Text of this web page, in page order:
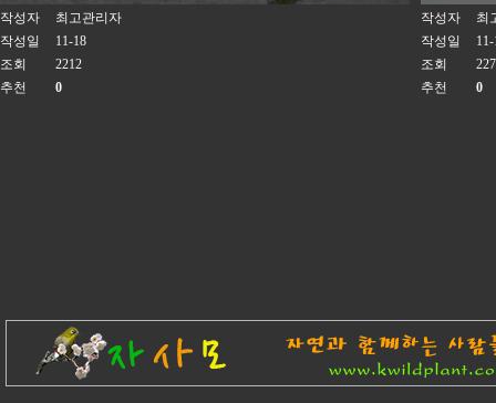
작성자
최고관리자
작성일
11-18
조회
2212
추천
0
작성자
최
작성일
조회
추천
0